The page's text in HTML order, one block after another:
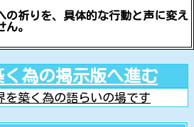
の祈りを、具体的な行動と声に変え
。
為の掲示版へ進む
を築く為の語らいの場です